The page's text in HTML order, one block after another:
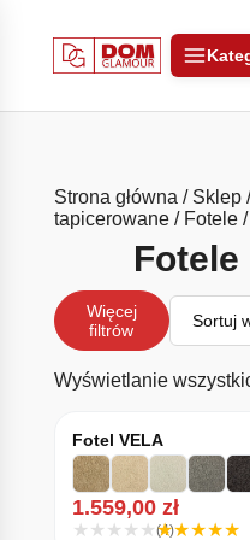
Strona główna / Sklep
tapicerowane/ Fotele/
Więcej
filtrów
Sortuj
Wyświetlanie
Fotel VELA
1.559,00 zł
(4)